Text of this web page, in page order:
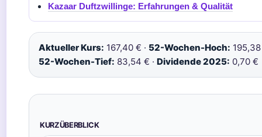
Kazaar Duftzwillinge: Erfahrungen & Qualität
Aktueller Kurs: 167,40 € · 52-Wochen-Hoch: 195,38
52-Wochen-Tief: 83,54 € · Dividende 2025: 0,70 €
KURZÜBERBLICK